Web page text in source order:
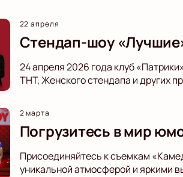
22 апреля
Стендап-шоу
24 апреля 2026 года клуб
ТНТ, Женского стендапа и других
2 марта
Погрузитесь в мир
Присоединяйтесь к съемкам
уникальной атмосферой и яркими